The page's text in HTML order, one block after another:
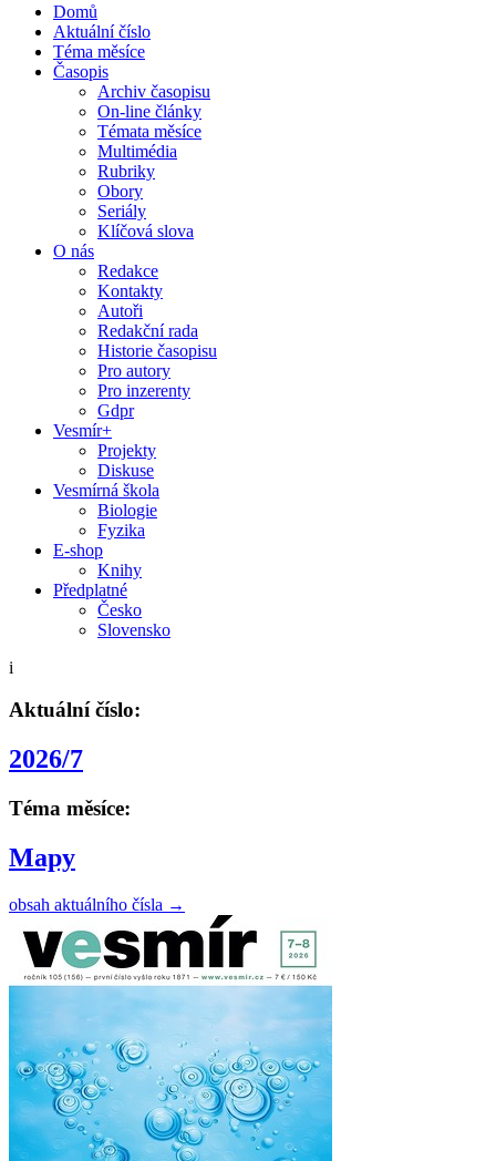
Domů
Aktuální číslo
Téma měsíce
Časopis
Archiv časopisu
On-line články
Témata měsíce
Multimédia
Rubriky
Obory
Seriály
Klíčová slova
O nás
Redakce
Kontakty
Autoři
Redakční rada
Historie časopisu
Pro autory
Pro inzerenty
Gdpr
Vesmír+
Projekty
Diskuse
Vesmírná škola
Biologie
Fyzika
E-shop
Knihy
Předplatné
Česko
Slovensko
i
Aktuální číslo:
2026/7
Téma měsíce:
Mapy
obsah aktuálního čísla →